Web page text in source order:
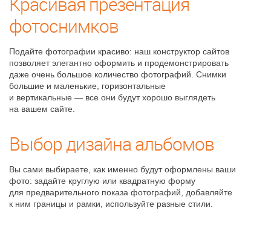
фотоснимков
Подайте фотографии красиво: наш конструктор сайтов
позволяет элегантно оформить и продемонстрировать
даже очень большое количество фотографий. Снимки
большие и маленькие, горизонтальные
и вертикальные — все они будут хорошо выглядеть
на вашем сайте.
Выбор дизайна альбомов
Вы сами выбираете, как именно будут оформлены ваши
фото: задайте круглую или квадратную форму
для предварительного показа фотографий, добавляйте
к ним границы и рамки, используйте разные стили.